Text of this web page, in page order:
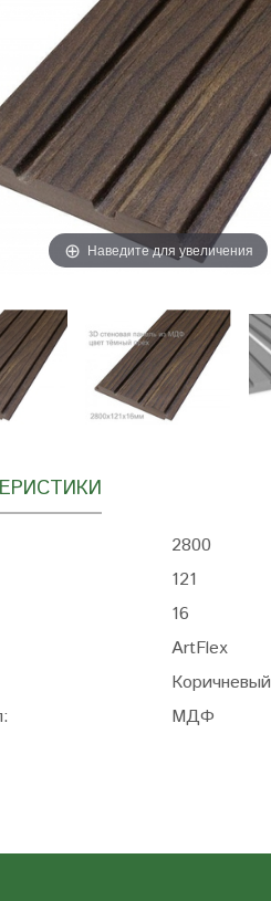
Наведите для увеличения
2800
121
16
ArtFlex
Коричневый
МДФ